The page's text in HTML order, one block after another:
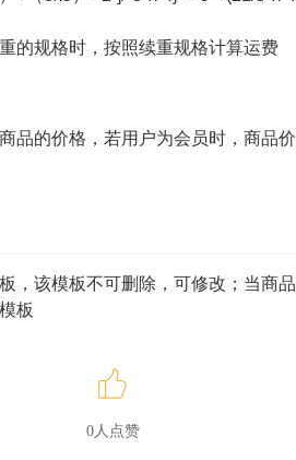
的规格时，按照续重规格计算运费
品的价格，若用户为会员时，商品
，该模板不可删除，可修改；当商
板
0人点赞